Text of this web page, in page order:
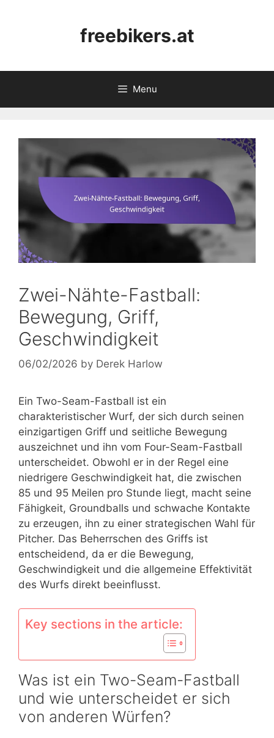
freebikers.at
Menu
Zwei-Nähte-Fastball:
Bewegung, Griff,
Geschwindigkeit
06/02/2026 by Derek Harlow
Ein Two-Seam-Fastball ist ein
charakteristischer Wurf, der sich durch seinen
einzigartigen Griff und seitliche Bewegung
auszeichnet und ihn vom Four-Seam-Fastball
unterscheidet. Obwohl er in der Regel eine
niedrigere Geschwindigkeit hat, die zwischen
85 und 95 Meilen pro Stunde liegt, macht seine
Fähigkeit, Groundballs und schwache Kontakte
zu erzeugen, ihn zu einer strategischen Wahl für
Pitcher. Das Beherrschen des Griffs ist
entscheidend, da er die Bewegung,
Geschwindigkeit und die allgemeine Effektivität
des Wurfs direkt beeinflusst.
Key sections in the article:
Was ist ein Two-Seam-Fastball
und wie unterscheidet er sich
von anderen Würfen?